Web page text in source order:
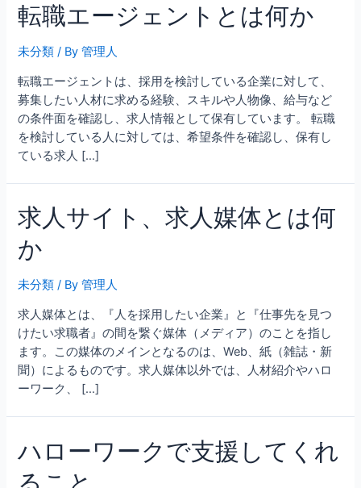
転職エージェントとは何か
未分類 / By管理人
転職エージェントは、採用を検討している企業に対して、
募集したい人材に求める経験、スキルや人物像、給与など
の条件面を確認し、求人情報として保有しています。 転職
を検討している人に対しては、希望条件を確認し、保有し
ている求人 […]
求人サイト、求人媒体とは何
か
未分類 / By管理人
求人媒体とは、『人を採用したい企業』と『仕事先を見つ
けたい求職者』の間を繋ぐ媒体（メディア）のことを指し
ます。この媒体のメインとなるのは、Web、紙（雑誌・新
聞）によるものです。求人媒体以外では、人材紹介やハロ
ーワーク、 […]
ハローワークで支援してくれ
ること